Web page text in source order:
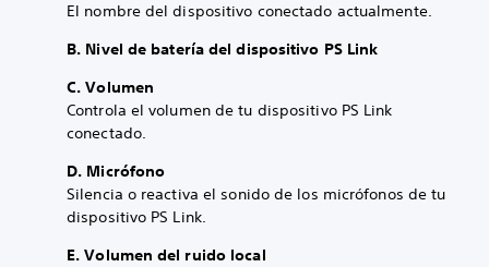
El nombre del dispositivo conectado actualmente.
B. Nivel de batería del dispositivo PS Link
C. Volumen
Controla el volumen de tu dispositivo PS Link
conectado.
D. Micrófono
Silencia o reactiva el sonido de los micrófonos de tu
dispositivo PS Link.
E. Volumen del ruido local